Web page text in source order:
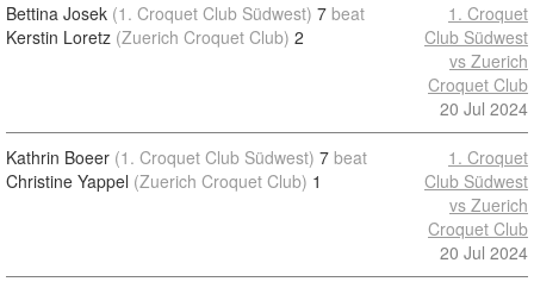
Bettina Josek (1. Croquet Club Südwest) 7 beat
Kerstin Loretz (Zuerich Croquet Club) 2
1. Croquet
Club Südwest
vs Zuerich
Croquet Club
20 Jul 2024
Kathrin Boeer (1. Croquet Club Südwest) 7 beat
Christine Yappel (Zuerich Croquet Club) 1
1. Croquet
Club Südwest
vs Zuerich
Croquet Club
20 Jul 2024